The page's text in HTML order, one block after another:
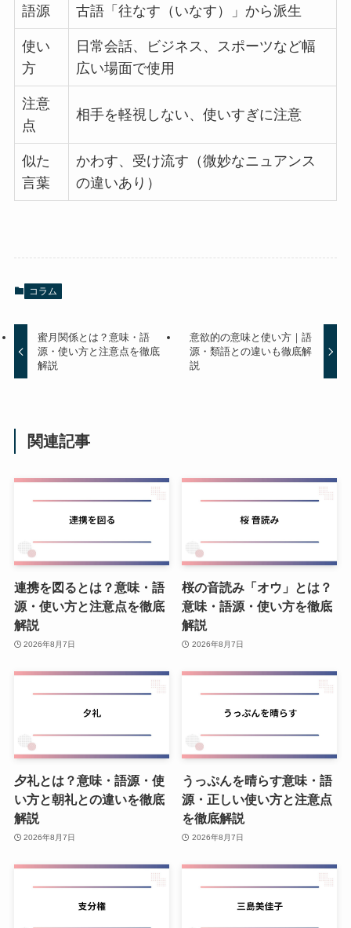
語源 古語「往なす（いなす）」から派生
使い
方
日常会話、ビジネス、スポーツなど幅
広い場面で使用
注意
点
相手を軽視しない、使いすぎに注意
似た
言葉
かわす、受け流す（微妙なニュアンス
の違いあり）
コラム
蜜月関係とは？意味・語
源・使い方と注意点を徹底
解説
意欲的の意味と使い方｜語
源・類語との違いも徹底解
説
関連記事
連携を図るとは？意味・語
源・使い方と注意点を徹底
解説
2026年8月7日
桜の音読み「オウ」とは？
意味・語源・使い方を徹底
解説
2026年8月7日
夕礼とは？意味・語源・使
い方と朝礼との違いを徹底
解説
2026年8月7日
うっぷんを晴らす意味・語
源・正しい使い方と注意点
を徹底解説
2026年8月7日